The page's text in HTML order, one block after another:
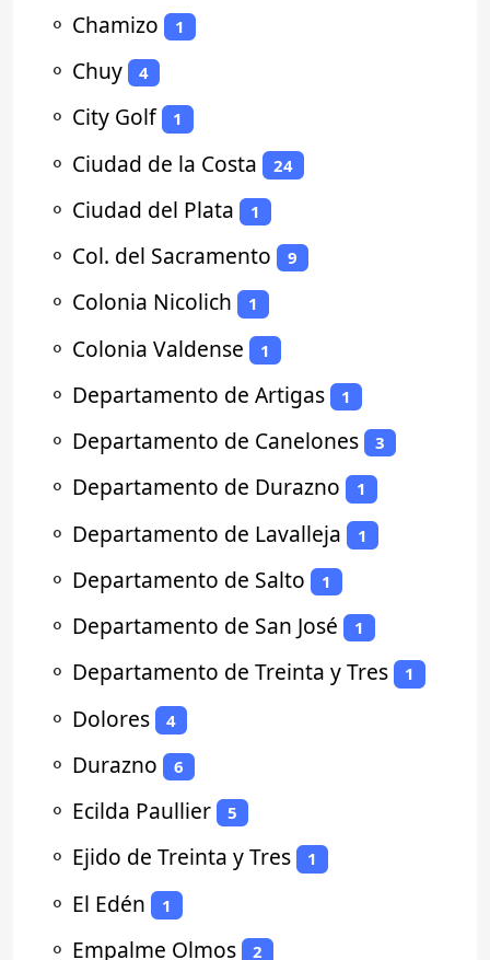
⚬ Chamizo 1
⚬ Chuy 4
⚬ City Golf 1
⚬ Ciudad de la Costa 24
⚬ Ciudad del Plata 1
⚬ Col. del Sacramento 9
⚬ Colonia Nicolich 1
⚬ Colonia Valdense 1
⚬ Departamento de Artigas 1
⚬ Departamento de Canelones 3
⚬ Departamento de Durazno 1
⚬ Departamento de Lavalleja 1
⚬ Departamento de Salto 1
⚬ Departamento de San José 1
⚬ Departamento de Treinta y Tres 1
⚬ Dolores 4
⚬ Durazno 6
⚬ Ecilda Paullier 5
⚬ Ejido de Treinta y Tres 1
⚬ El Edén 1
⚬ Empalme Olmos 2